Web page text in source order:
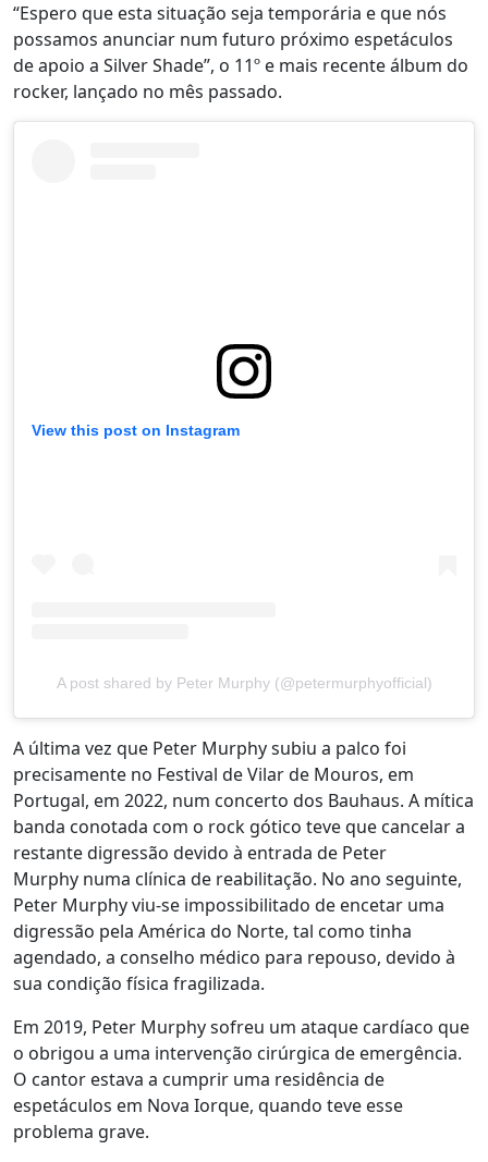
“Espero que esta situação seja temporária e que nós
possamos anunciar num futuro próximo espetáculos
de apoio a Silver Shade”, o 11º e mais recente álbum do
rocker, lançado no mês passado.
View this post on Instagram
A post shared by Peter Murphy (@petermurphyofficial)
A última vez que Peter Murphy subiu a palco foi
precisamente no Festival de Vilar de Mouros, em
Portugal, em 2022, num concerto dos Bauhaus. A mítica
banda conotada com o rock gótico teve que cancelar a
restante digressão devido à entrada de Peter
Murphy numa clínica de reabilitação. No ano seguinte,
Peter Murphy viu-se impossibilitado de encetar uma
digressão pela América do Norte, tal como tinha
agendado, a conselho médico para repouso, devido à
sua condição física fragilizada.
Em 2019, Peter Murphy sofreu um ataque cardíaco que
o obrigou a uma intervenção cirúrgica de emergência.
O cantor estava a cumprir uma residência de
espetáculos em Nova Iorque, quando teve esse
problema grave.